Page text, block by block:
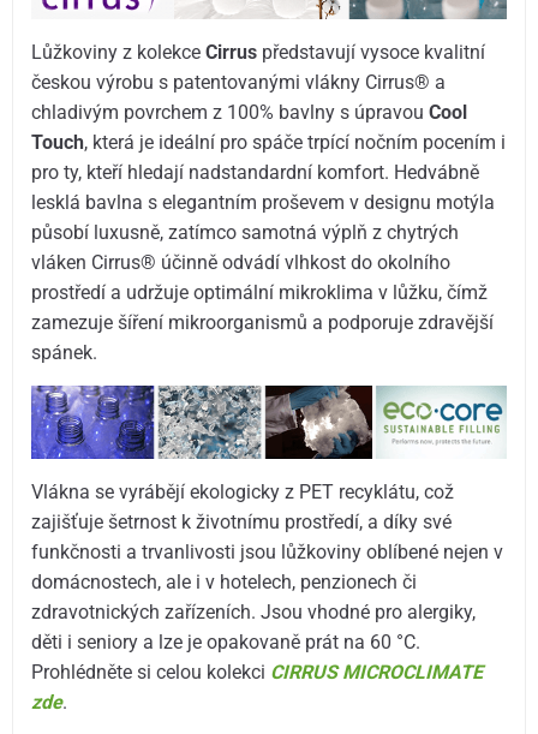
Lůžkoviny z kolekceCirrus představují vysoce kvalitní
českou výrobu s patentovanými vlákny Cirrus® a
chladivým povrchem z 100% bavlny s úpravouCool
Touch, která je ideální pro spáče trpící nočním pocením i
pro ty, kteří hledají nadstandardní komfort. Hedvábně
lesklá bavlna s elegantním proševem v designu motýla
působí luxusně, zatímco samotná výplň z chytrých
vláken Cirrus® účinně odvádí vlhkost do okolního
prostředí a udržuje optimální mikroklima v lůžku, čímž
zamezuje šíření mikroorganismů a podporuje zdravější
spánek.
Vlákna se vyrábějí ekologicky z PET recyklátu, což
zajišťuje šetrnost k životnímu prostředí, a díky své
funkčnosti a trvanlivosti jsou lůžkoviny oblíbené nejen v
domácnostech, ale i v hotelech, penzionech či
zdravotnických zařízeních. Jsou vhodné pro alergiky,
děti i seniory a lze je opakovaně prát na 60 °C.
Prohlédněte si celou kolekci CIRRUS MICROCLIMATE
zde.